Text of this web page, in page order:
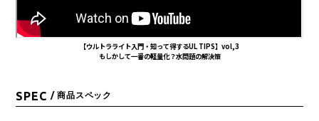
【ウルトラライト入門・知って得するUL TIPS】vol,3
もしかして一番の軽量化？水問題の解決策
SPEC / 商品スペック